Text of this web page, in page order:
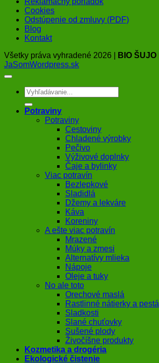
Cookies
Odstúpenie od zmluvy (PDF)
Blog
Kontakt
Všetky práva vyhradené 2026 |
BIO ŠUJO
JaSomWordpress.sk
Hľadať:
Potraviny
Potraviny
Cestoviny
Chladené výrobky
Pečivo
Výživové doplnky
Čaje a bylinky
Viac potravín
Bezlepkové
Sladidlá
Džemy a lekváre
Káva
Koreniny
A ešte viac potravín
Mrazené
Múky a zmesi
Alternatívy mlieka
Nápoje
Oleje a tuky
No ale toto
Orechové maslá
Rastlinné nátierky a pestá
Sladkosti
Slané chuťovky
Sušené plody
Živočíšne produkty
Kozmetika a drogéria
Ekologické čistenie